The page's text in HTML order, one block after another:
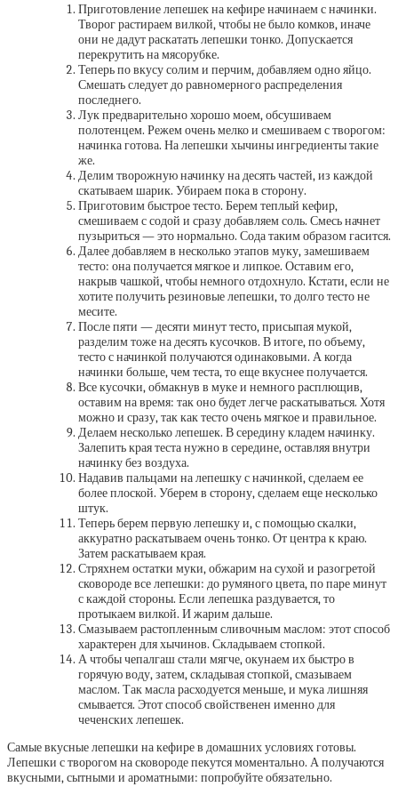
Приготовление лепешек на кефире начинаем с начинки.
Творог растираем вилкой, чтобы не было комков, иначе
они не дадут раскатать лепешки тонко. Допускается
перекрутить на мясорубке.
Теперь по вкусу солим и перчим, добавляем одно яйцо.
Смешать следует до равномерного распределения
последнего.
Лук предварительно хорошо моем, обсушиваем
полотенцем. Режем очень мелко и смешиваем с творогом:
начинка готова. На лепешки хычины ингредиенты такие
же.
Делим творожную начинку на десять частей, из каждой
скатываем шарик. Убираем пока в сторону.
Приготовим быстрое тесто. Берем теплый кефир,
смешиваем с содой и сразу добавляем соль. Смесь начнет
пузыриться — это нормально. Сода таким образом гасится.
Далее добавляем в несколько этапов муку, замешиваем
тесто: она получается мягкое и липкое. Оставим его,
накрыв чашкой, чтобы немного отдохнуло. Кстати, если не
хотите получить резиновые лепешки, то долго тесто не
месите.
После пяти — десяти минут тесто, присыпая мукой,
разделим тоже на десять кусочков. В итоге, по объему,
тесто с начинкой получаются одинаковыми. А когда
начинки больше, чем теста, то еще вкуснее получается.
Все кусочки, обмакнув в муке и немного расплющив,
оставим на время: так оно будет легче раскатываться. Хотя
можно и сразу, так как тесто очень мягкое и правильное.
Делаем несколько лепешек. В середину кладем начинку.
Залепить края теста нужно в середине, оставляя внутри
начинку без воздуха.
Надавив пальцами на лепешку с начинкой, сделаем ее
более плоской. Уберем в сторону, сделаем еще несколько
штук.
Теперь берем первую лепешку и, с помощью скалки,
аккуратно раскатываем очень тонко. От центра к краю.
Затем раскатываем края.
Стряхнем остатки муки, обжарим на сухой и разогретой
сковороде все лепешки: до румяного цвета, по паре минут
с каждой стороны. Если лепешка раздувается, то
протыкаем вилкой. И жарим дальше.
Смазываем растопленным сливочным маслом: этот способ
характерен для хычинов. Складываем стопкой.
А чтобы чепалгаш стали мягче, окунаем их быстро в
горячую воду, затем, складывая стопкой, смазываем
маслом. Так масла расходуется меньше, и мука лишняя
смывается. Этот способ свойственен именно для
чеченских лепешек.
Самые вкусные лепешки на кефире в домашних условиях готовы.
Лепешки с творогом на сковороде пекутся моментально. А получаются
вкусными, сытными и ароматными: попробуйте обязательно.